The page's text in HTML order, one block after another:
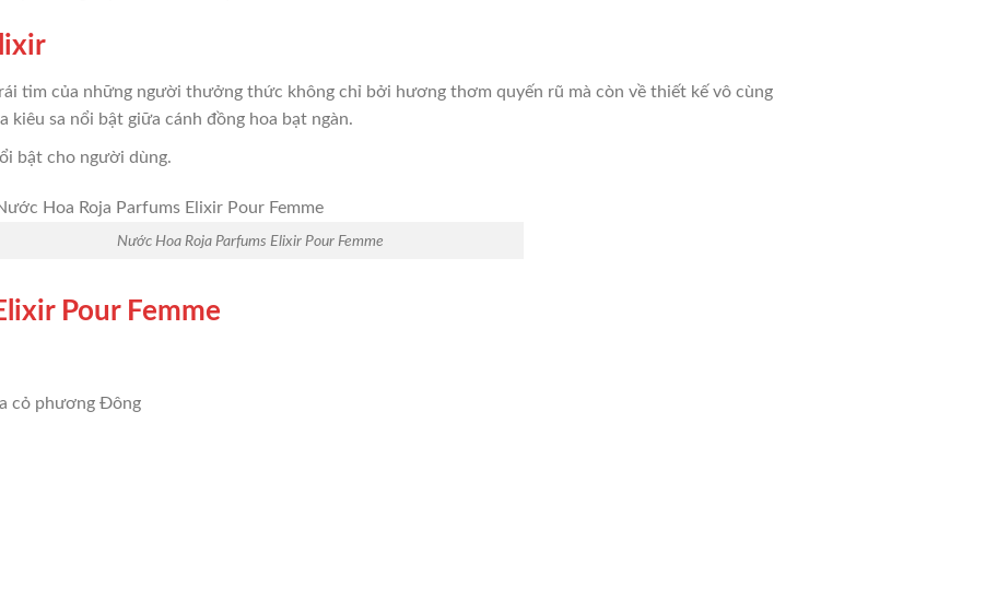
tim của những người thưởng thức không chỉ bởi hương thơm quyến rũ mà còn về thiết kế vô cùng
sa nổi bật giữa cánh đồng hoa bạt ngàn.
bật cho người dùng.
Nước Hoa Roja Parfums Elixir Pour Femme
Pour Femme
cỏ phương Đông